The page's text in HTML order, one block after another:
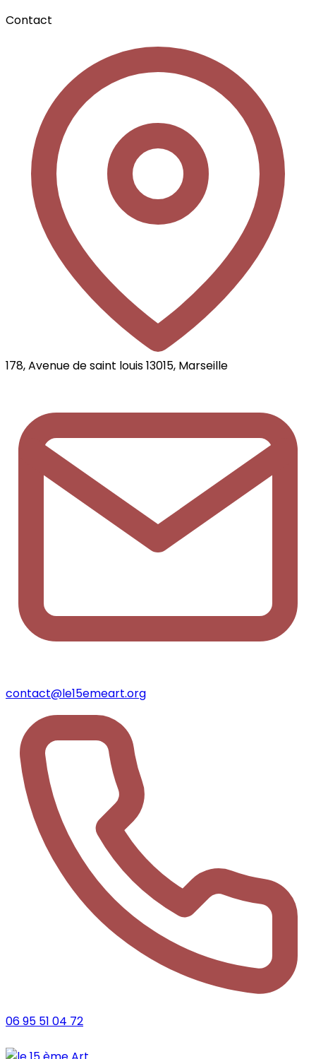
Contact
178, Avenue de saint louis 13015, Marseille
contact@le15emeart.org
06 95 51 04 72